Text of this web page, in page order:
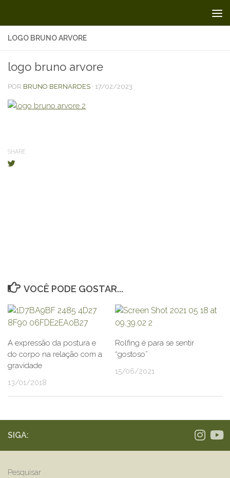
LOGO BRUNO ARVORE
logo bruno arvore
POR BRUNO BERNARDES · 17/02/2023
SHARE
VOCÊ PODE GOSTAR...
A expressão da postura e
do corpo na relação com a
gravidade
13/01/2018
Rolfing é para se sentir
“gostoso”
15/06/2021
SIGA:
Pesquisar